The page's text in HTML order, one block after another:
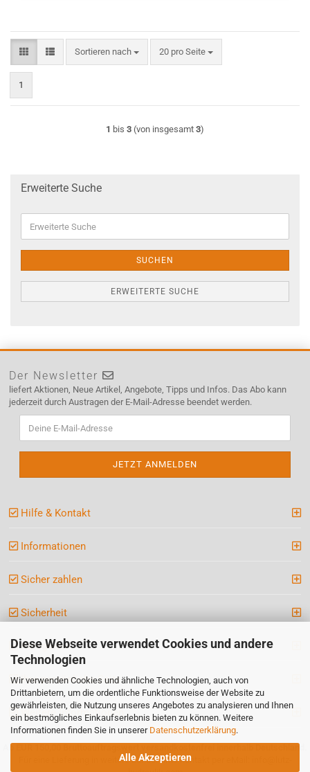
Diese Webseite verwendet Cookies und andere
Technologien
Wir verwenden Cookies und ähnliche Technologien, auch von
Drittanbietern, um die ordentliche Funktionsweise der Website zu
gewährleisten, die Nutzung unseres Angebotes zu analysieren und Ihnen
ein bestmögliches Einkaufserlebnis bieten zu können. Weitere
Informationen finden Sie in unserer Datenschutzerklärung.
Alle Akzeptieren
Sortieren nach
Sortieren nach 20 pro Seite
pro Seite
1
1 bis 3 (von insgesamt 3)
Erweiterte Suche
Suche
SUCHEN
ERWEITERTE SUCHE
Der Newsletter
liefert Aktionen, Neue Artikel, Angebote, Tipps und Infos. Das Abo kann
jederzeit durch Austragen der E-Mail-Adresse beendet werden.
Hilfe & Kontakt
Informationen
Sicher zahlen
Sicherheit
Kategorien
Ihre persönliche Seite
Weitere Informationen
Ab EUR 150,00 Bruttoauftragswert versandkostenfrei innerhalb Deutschland.
Für eine Lieferung in weitere Länder bitte kontakt per eMail: info@lutz-